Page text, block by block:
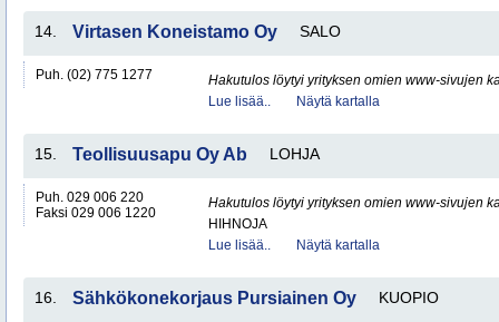
14. Virtasen Koneistamo Oy SALO
Puh. (02) 775 1277
Hakutulos löytyi yrityksen omien www-sivujen
Lue lisää..
Näytä kartalla
15. Teollisuusapu Oy Ab LOHJA
Puh. 029 006 220
Faksi 029 006 1220
Hakutulos löytyi yrityksen omien www-sivujen
HIHNOJA
Lue lisää..
Näytä kartalla
16. Sähkökonekorjaus Pursiainen Oy KUOPIO